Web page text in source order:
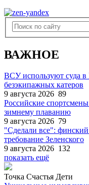
ВАЖНОЕ
ВСУ используют суда в
безэкипажных катеров
9 августа 2026 89
Российские
зимнему плаванию
9 августа 2026 79
"Сделали все":
требование Зеленского
9 августа 2026 132
показать ещё
Точка Счастья Дети